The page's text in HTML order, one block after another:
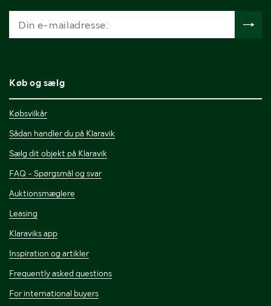
Køb og sælg
Købsvilkår
Sådan handler du på Klaravik
Sælg dit objekt på Klaravik
FAQ - Spørgsmål og svar
Auktionsmæglere
Leasing
Klaraviks app
Inspiration og artikler
Frequently asked questions
For international buyers